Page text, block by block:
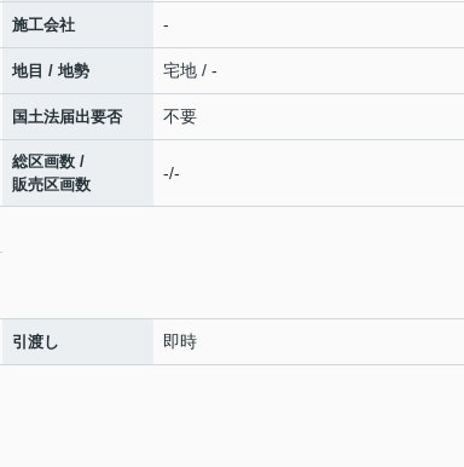
施工会社 -
地目 / 地勢 宅地 / -
国土法届出要否 不要
総区画数 /
販売区画数
-/-
引渡し 即時